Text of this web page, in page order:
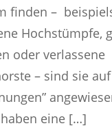
finden –
Hochstümpfe,
oder verlassene
– sind sie auf
eine […]